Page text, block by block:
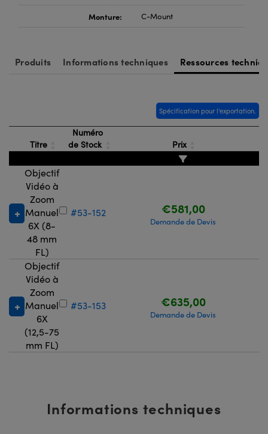
Monture: C-Mount
Produits Informations techniques Ressources
Spécification pour l'exportation.
Titre
Numéro
de Stock
Prix
Objectif
Vidéo à
Zoom
Manuel
6X (8-
48 mm
FL)
#53-152 €581,00
Demande de Devis
Objectif
Vidéo à
Zoom
Manuel
6X
(12,5-75
mm FL)
#53-153 €635,00
Demande de Devis
Informations techniques